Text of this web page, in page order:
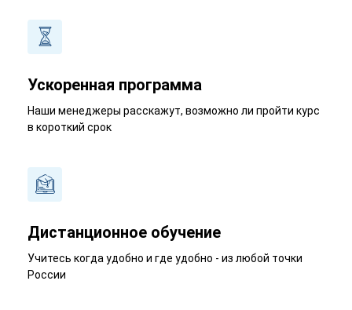
Ускоренная программа
Наши менеджеры расскажут, возможно ли пройти курс
в короткий срок
Дистанционное обучение
Учитесь когда удобно и где удобно - из любой точки
России